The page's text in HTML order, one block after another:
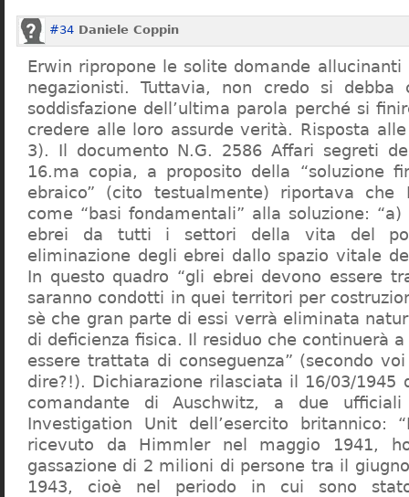
#34 Daniele Coppin
Erwin ripropone le solite domande
negazionisti. Tuttavia, non credo si debba
soddisfazione dell’ultima parola perché si
credere alle loro assurde verità. Risposta
3). Il documento N.G. 2586 Affari segreti
16.ma copia, a proposito della “soluzione
ebraico” (cito testualmente) riportava che
come “basi fondamentali” alla soluzione:
ebrei da tutti i settori della vita del
eliminazione degli ebrei dallo spazio vitale
In questo quadro “gli ebrei devono essere
saranno condotti in quei territori per
sè che gran parte di essi verrà eliminata
di deficienza fisica. Il residuo che continuerà
essere trattata di conseguenza” (secondo
dire?!). Dichiarazione rilasciata il 16/03/1945
comandante di Auschwitz, a due
Investigation Unit dell’esercito britannico:
ricevuto da Himmler nel maggio 1941,
gassazione di 2 milioni di persone tra il
1943, cioè nel periodo in cui sono